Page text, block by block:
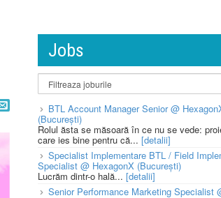
Jobs
BTL Account Manager Senior @
(București)
Rolul ăsta se măsoară în ce nu se vede:
care ies bine pentru că... [detalii]
Specialist Implementare BTL / Field
Specialist @ HexagonX (București)
Lucrăm dintr-o hală... [detalii]
Senior Performance Marketing Specialist